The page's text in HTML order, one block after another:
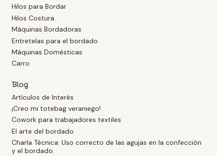
Hilos para Bordar
Hilos Costura
Máquinas Bordadoras
Entretelas para el bordado
Máquinas Domésticas
Carro
Blog
Artículos de Interés
¡Creo mi totebag veraniego!
Cowork para trabajadores textiles
El arte del bordado
Charla Técnica: Uso correcto de las agujas en la confección
y el bordado.